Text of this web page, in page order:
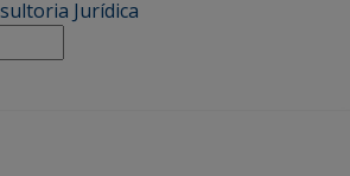
Jurídica